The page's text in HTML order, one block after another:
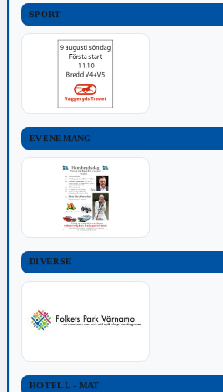
SPORT
EVENEMANG
DIVERSE
HOTELL - MAT